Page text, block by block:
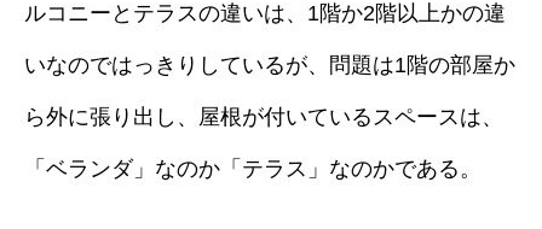
ルコニーとテラスの違いは、1階か2階以上かの違
いなのではっきりしているが、問題は1階の部屋か
ら外に張り出し、屋根が付いているスペースは、
「ベランダ」なのか「テラス」なのかである。